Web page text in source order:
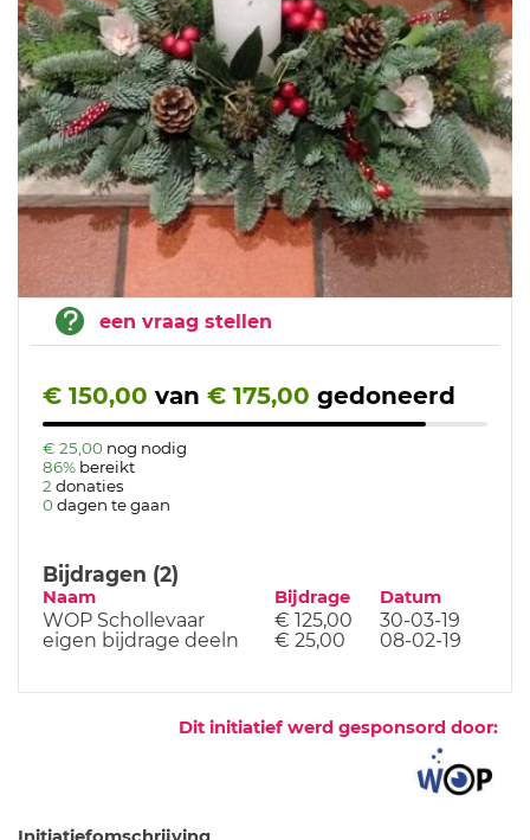
een vraag stellen
€ 150,00 van € 175,00 gedoneerd
€ 25,00 nog nodig
86% bereikt
2 donaties
0 dagen te gaan
Bijdragen (2)
Naam Bijdrage Datum
WOP Schollevaar € 125,00
30-03-19
eigen bijdrage deeln
€ 25,00 08-02-19
Dit initiatief werd gesponsord door: